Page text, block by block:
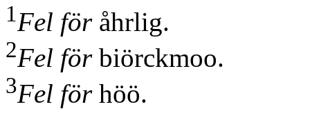
1Fel föråhrlig.
2Fel förbiörckmoo.
3Fel förhöö.